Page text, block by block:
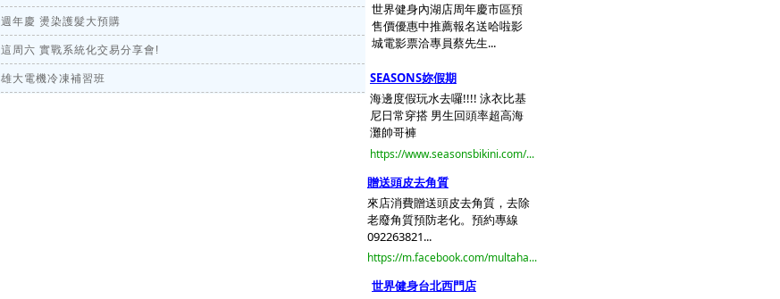
週年慶 燙染護髮大預購
這周六 實戰系統化交易分享會!
雄大電機冷凍補習班
世界健身內湖店周年慶市區預
售價優惠中推薦報名送哈啦影
城電影票洽專員蔡先生...
SEASONS妳假期
海邊度假玩水去囉!!!! 泳衣比基
尼日常穿搭 男生回頭率超高海
灘帥哥褲
https://www.seasonsbikini.com/...
贈送頭皮去角質
來店消費贈送頭皮去角質，去除
老廢角質預防老化。預約專線
092263821...
https://m.facebook.com/multaha...
世界健身台北西門店